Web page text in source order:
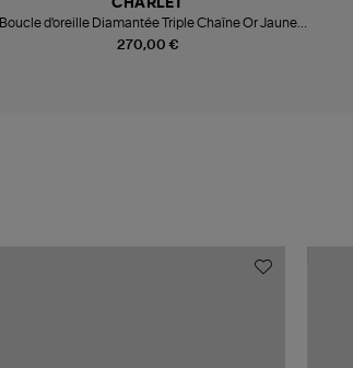
270,00 €
CHARLET
Boucle d'oreille Diamantée Triple Chaîne Or Jaune
(vendue à l'unité)